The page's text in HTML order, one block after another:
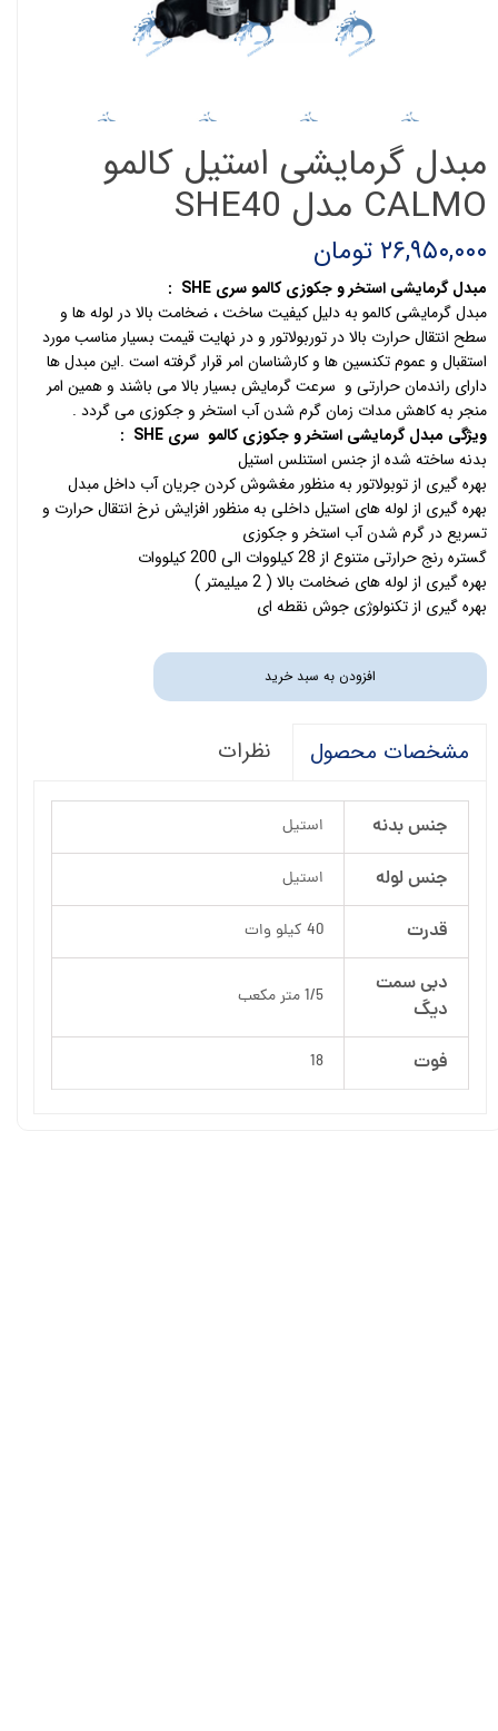
مبدل گرمایشی استیل کالمو
CALMO مدل SHE40
۲۶,۹۵۰,۰۰۰ تومان
مبدل گرمایشی استخر و جکوزی کالمو سری SHE
:
مبدل گرمایشی کالمو به دلیل کیفیت ساخت ، ضخامت بالا در لوله ها و
سطح انتقال حرارت بالا در توربولاتور و در نهایت قیمت بسیار مناسب مورد
استقبال و عموم تکنسین ها و کارشناسان امر قرار گرفته است .این مبدل ها
دارای راندمان حرارتی و سرعت گرمایش بسیار بالا می باشند و همین امر
منجر به کاهش مدات زمان گرم شدن آب استخر و جکوزی می گردد .
ویژگی مبدل گرمایشی استخر و جکوزی کالمو سری SHE
:
بدنه ساخته شده از جنس استنلس استیل
بهره گیری از توبولاتور به منظور مغشوش کردن جریان آب داخل مبدل
بهره گیری از لوله های استیل داخلی به منظور افزایش نرخ انتقال حرارت و
تسریع در گرم شدن آب استخر و جکوزی
گستره رنج حرارتی متنوع از 28 کیلووات الی 200 کیلووات
بهره گیری از لوله های ضخامت بالا ( 2 میلیمتر )
بهره گیری از تکنولوژی جوش نقطه ای
افزودن به سبد خرید
مشخصات محصول نظرات
جنس بدنه استیل
جنس لوله استیل
قدرت 40 کیلو وات
دبی سمت
دیگ
1/5 متر مکعب
فوت 18